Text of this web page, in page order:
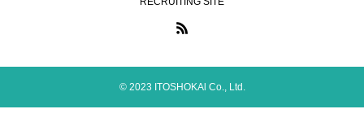
© 2023 ITOSHOKAl Co., Ltd.